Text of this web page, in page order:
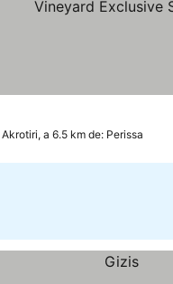
Akrotiri, a 6.5 km de: Perissa